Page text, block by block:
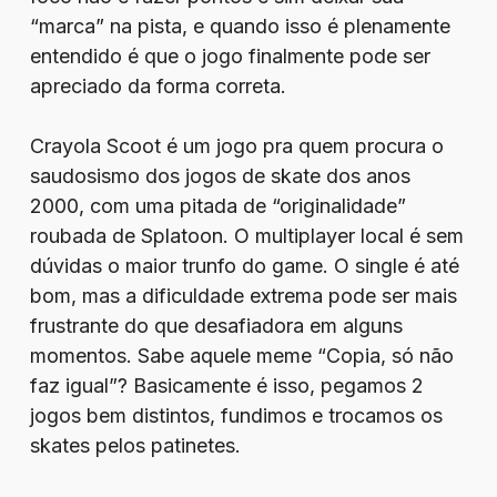
“marca” na pista, e quando isso é plenamente
entendido é que o jogo finalmente pode ser
apreciado da forma correta.
Crayola Scoot é um jogo pra quem procura o
saudosismo dos jogos de skate dos anos
2000, com uma pitada de “originalidade”
roubada de Splatoon. O multiplayer local é sem
dúvidas o maior trunfo do game. O single é até
bom, mas a dificuldade extrema pode ser mais
frustrante do que desafiadora em alguns
momentos. Sabe aquele meme “Copia, só não
faz igual”? Basicamente é isso, pegamos 2
jogos bem distintos, fundimos e trocamos os
skates pelos patinetes.